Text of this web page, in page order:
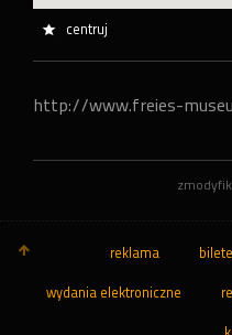
centruj
http://www.freies-
reklama
wydania elektroniczne